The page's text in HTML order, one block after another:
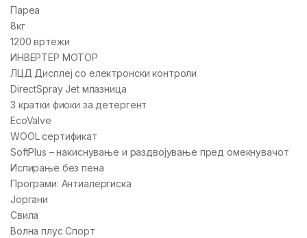
Пареа
8кг
1200 вртежи
ИНВЕРТЕР МОТОР
ЛЦД Дисплеј со електронски контроли
DirectSpray Jet млазница
3 кратки фиоки за детергент
EcoValve
WOOL сертификат
SoftPlus – накиснување и раздвојување пред омекнувачот
Испирање без пена
Програми: Антиалергиска
Јоргани
Свила
Волна плус Спорт